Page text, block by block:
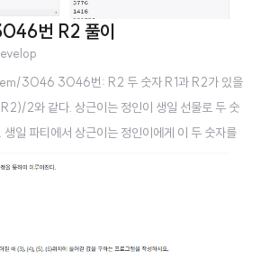
번 R2 풀이
3046 3046번: R2 두 숫자 R1과 R2가 있을
2와 같다. 상근이는 정인이 생일 선물로 두 숫
일 파티에서 상근이는 정인이에게 이 두 숫자를
문제는 이러합니다. 두 숫자 R1과 R2
는 (R1+R2)/2 입니다. 따라서 R2 = S*2 - R1 입
print(int(s)*2-int(r1))